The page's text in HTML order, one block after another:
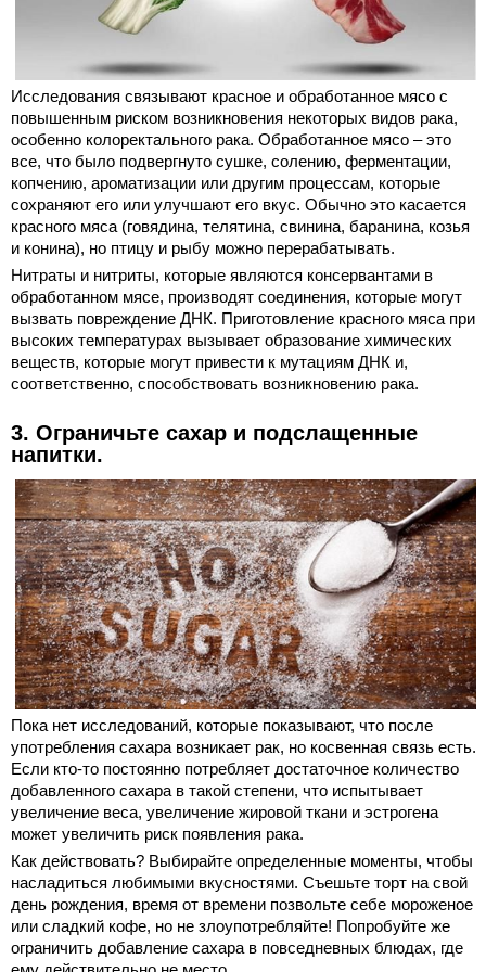
Исследования связывают красное и обработанное мясо с
повышенным риском возникновения некоторых видов рака,
особенно колоректального рака. Обработанное мясо – это
все, что было подвергнуто сушке, солению, ферментации,
копчению, ароматизации или другим процессам, которые
сохраняют его или улучшают его вкус. Обычно это касается
красного мяса (говядина, телятина, свинина, баранина, козья
и конина), но птицу и рыбу можно перерабатывать.
Нитраты и нитриты, которые являются консервантами в
обработанном мясе, производят соединения, которые могут
вызвать повреждение ДНК. Приготовление красного мяса при
высоких температурах вызывает образование химических
веществ, которые могут привести к мутациям ДНК и,
соответственно, способствовать возникновению рака.
3. Ограничьте сахар и подслащенные
напитки.
Пока нет исследований, которые показывают, что после
употребления сахара возникает рак, но косвенная связь есть.
Если кто-то постоянно потребляет достаточное количество
добавленного сахара в такой степени, что испытывает
увеличение веса, увеличение жировой ткани и эстрогена
может увеличить риск появления рака.
Как действовать? Выбирайте определенные моменты, чтобы
насладиться любимыми вкусностями. Съешьте торт на свой
день рождения, время от времени позвольте себе мороженое
или сладкий кофе, но не злоупотребляйте! Попробуйте же
ограничить добавление сахара в повседневных блюдах, где